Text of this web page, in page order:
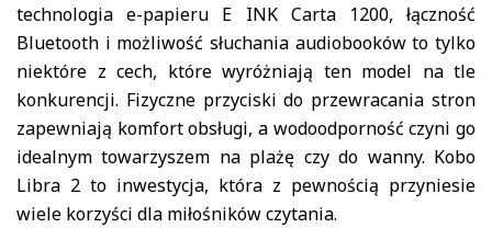
technologia e-papieru E INK Carta 1200, łączność
Bluetooth i możliwość słuchania audiobooków to tylko
niektóre z cech, które wyróżniają ten model na tle
konkurencji. Fizyczne przyciski do przewracania stron
zapewniają komfort obsługi, a wodoodporność czyni go
idealnym towarzyszem na plażę czy do wanny. Kobo
Libra 2 to inwestycja, która z pewnością przyniesie
wiele korzyści dla miłośników czytania.